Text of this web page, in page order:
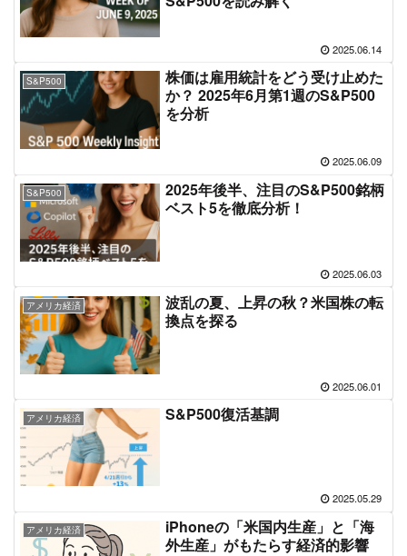
2025.06.14
S&P500
株価は雇用統計をどう受け止めた
か？ 2025年6月第1週のS&P500
を分析
2025.06.09
S&P500
2025年後半、注目のS&P500銘柄
ベスト5を徹底分析！
2025.06.03
アメリカ経済
波乱の夏、上昇の秋？米国株の転
換点を探る
2025.06.01
アメリカ経済 S&P500復活基調
2025.05.29
アメリカ経済
iPhoneの「米国内生産」と「海
外生産」がもたらす経済的影響